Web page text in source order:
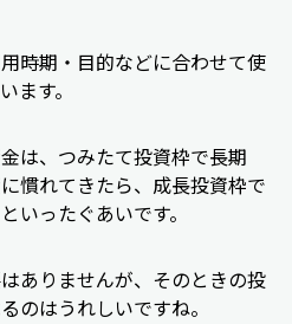
時期・目的などに合わせて使
ます。
は、つみたて投資枠で長期
慣れてきたら、成長投資枠で
いったぐあいです。
ありませんが、そのときの投
のはうれしいですね。